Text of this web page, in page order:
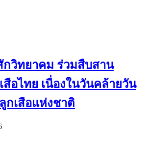
กวิทยาคม ร่วมสืบสาน
อไทย เนื่องในวันคล้ายวัน
เสือแห่งชาติ